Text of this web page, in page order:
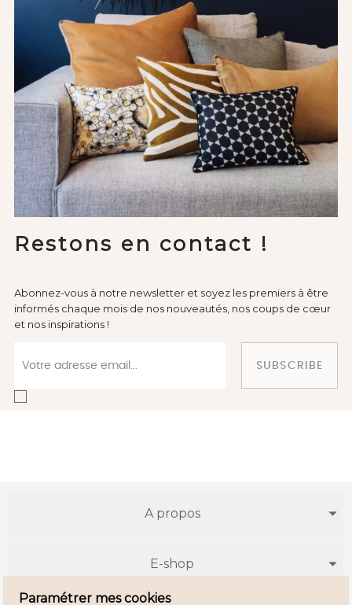
Restons en contact !
Abonnez-vous à notre newsletter et soyez les premiers à être
informés chaque mois de nos nouveautés, nos coups de cœur
et nos inspirations !
SUBSCRIBE
A propos
E-shop
Paramétrer mes cookies